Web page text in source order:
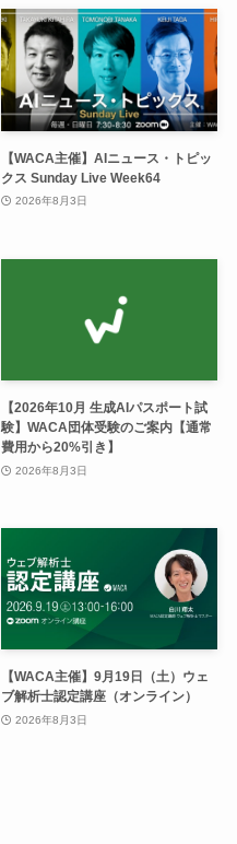
【WACA主催】AIニュース・トピッ
クス Sunday Live Week64
2026年8月3日
【2026年10月 生成AIパスポート試
験】WACA団体受験のご案内【通常
費用から20%引き】
2026年8月3日
【WACA主催】9月19日（土）ウェ
ブ解析士認定講座（オンライン）
2026年8月3日